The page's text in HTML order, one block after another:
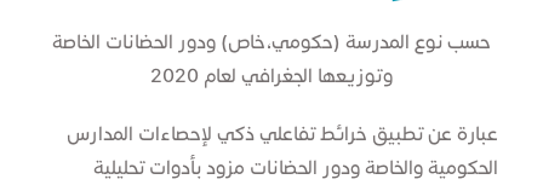
حسب نوع المدرسة (حكومي،خاص) ودور الحضانات الخاصة
وتوزيعها الجغرافي لعام 2020​
عبارة عن تطبيق خرائط تفاعلي ذكي لإحصاءات المدارس
الحكومية والخاصة ودور الحضانات مزود بأدوات تحليلية